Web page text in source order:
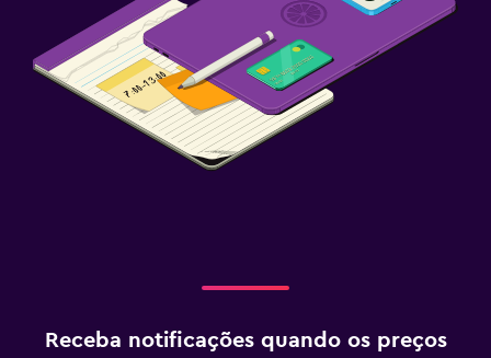
Receba notificações quando os preços